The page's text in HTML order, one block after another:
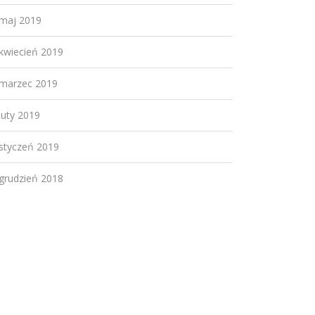
2019
2019
2019
2019
2019
2018